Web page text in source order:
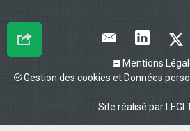
Mentions
Gestion des cookies et Données
Site réalisé par LEGI